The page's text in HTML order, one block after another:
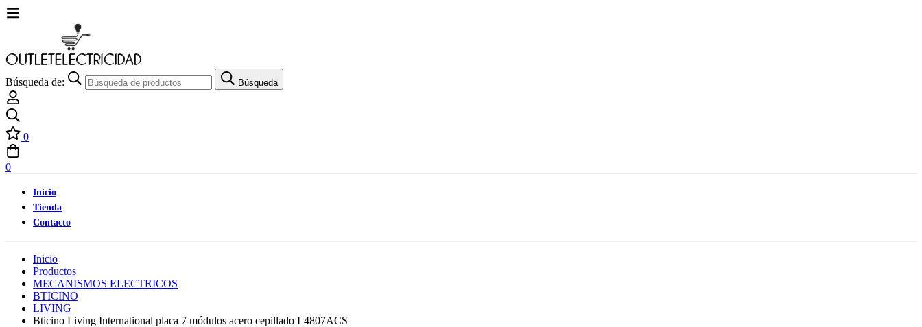
Búsqueda de: Búsqueda
0
0
Inicio
Tienda
Contacto
Inicio
Productos
MECANISMOS ELECTRICOS
BTICINO
LIVING
Bticino Living International placa 7 módulos acero cepillado L4807ACS